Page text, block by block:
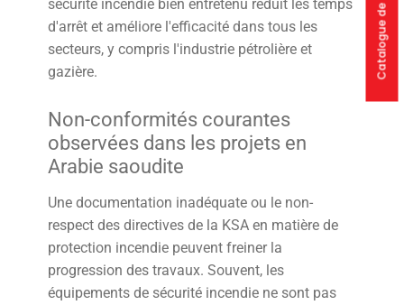
sécurité incendie bien entretenu réduit les temps
d'arrêt et améliore l'efficacité dans tous les
secteurs, y compris l'industrie pétrolière et
gazière.
Non-conformités courantes
observées dans les projets en
Arabie saoudite
Une documentation inadéquate ou le non-
respect des directives de la KSA en matière de
protection incendie peuvent freiner la
progression des travaux. Souvent, les
équipements de sécurité incendie ne sont pas